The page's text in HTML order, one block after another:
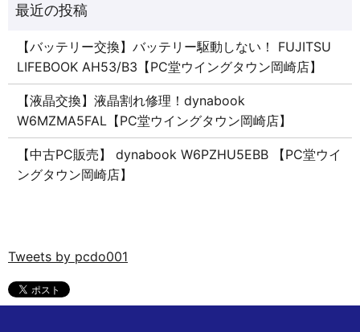
【バッテリー交換】バッテリー駆動しない！ FUJITSU
LIFEBOOK AH53/B3【PC堂ウイングタウン岡崎店】
【液晶交換】液晶割れ修理！dynabook
W6MZMA5FAL【PC堂ウイングタウン岡崎店】
【中古PC販売】 dynabook W6PZHU5EBB 【PC堂ウイ
ングタウン岡崎店】
Tweets by pcdo001